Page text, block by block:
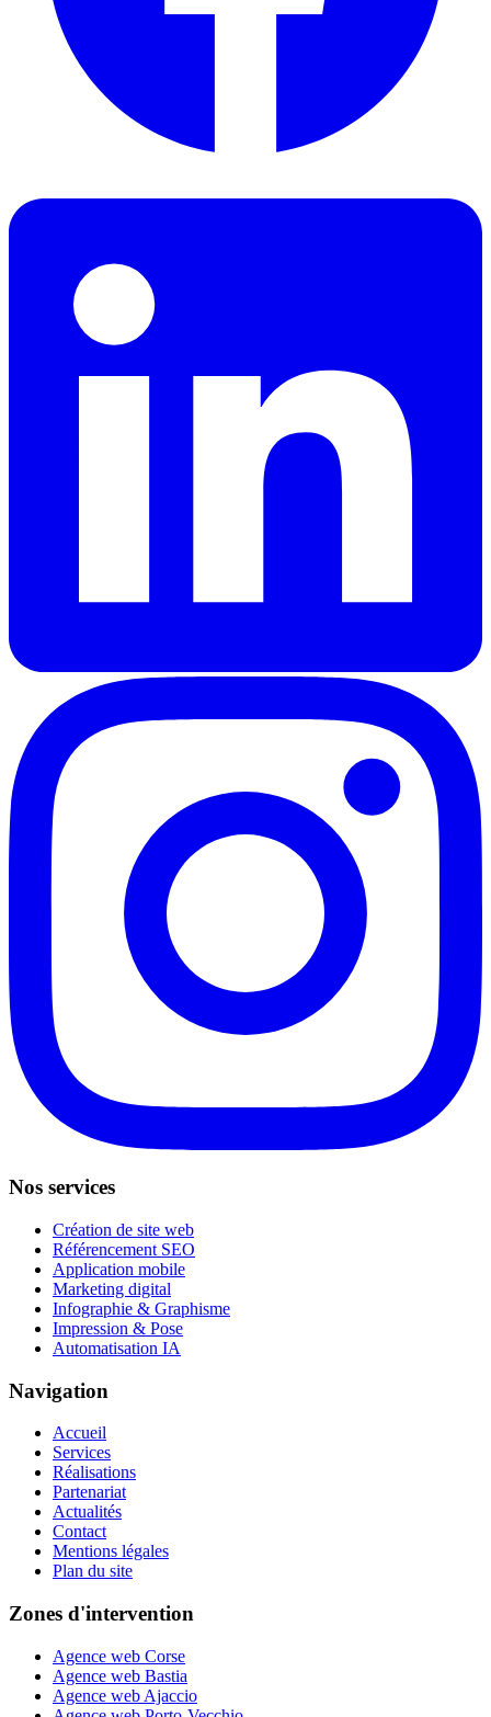
Nos services
Création de site web
Référencement SEO
Application mobile
Marketing digital
Infographie & Graphisme
Impression & Pose
Automatisation IA
Navigation
Accueil
Services
Réalisations
Partenariat
Actualités
Contact
Mentions légales
Plan du site
Zones d'intervention
Agence web Corse
Agence web Bastia
Agence web Ajaccio